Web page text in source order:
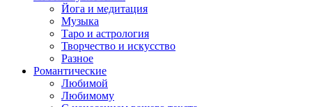
Йога и медитация
Музыка
Таро и астрология
Творчество и искусство
Разное
Романтические
Любимой
Любимому